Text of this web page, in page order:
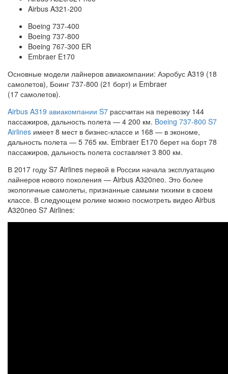
Airbus A321-200
Boeing 737-400
Boeing 737-800
Boeing 767-300 ER
Embraer E170
Основные модели лайнеров авиакомпании: Аэробус A319 (18
самолетов), Боинг 737-800 (21 борт) и Embraer
(17 самолетов).
Airbus A319 авиакомпании S7 рассчитан на перевозку 144
пассажиров, дальность полета — 4 200 км. Boeing 737-800 S7
Airlines имеет 8 мест в бизнес-классе и 168 — в экономе,
дальность полета — 5 765 км. Embraer E170 берет на борт 78
пассажиров, дальность полета составляет 3 800 км.
В 2017 году S7 Airlines первой в России начала эксплуатацию
лайнеров нового поколения — Airbus A320neo. Это более
экологичные самолеты, признанные самыми тихими в своем
классе. В следующем ролике можно посмотреть видео Airbus
A320neo S7 Airlines: